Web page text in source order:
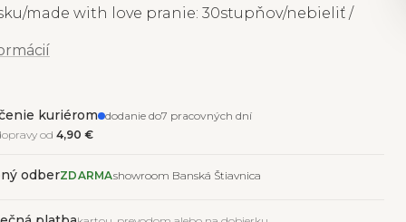
made with love pranie: 30stupňov/nebieliť /
kuriérom dodanie do7 pracovných dní
od 4,90 €
odberZDARMAshowroom Banská Štiavnica